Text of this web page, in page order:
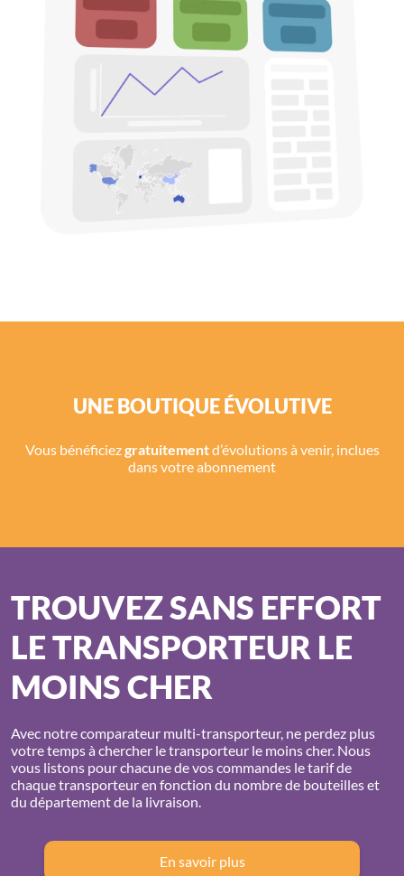
UNE BOUTIQUE ÉVOLUTIVE
Vous bénéficiezgratuitementd’évolutions à venir, inclues
dans votre abonnement
TROUVEZ SANS EFFORT
LE TRANSPORTEUR LE
MOINS CHER
Avec notre comparateur multi-transporteur, ne perdez plus
votre temps à chercher le transporteur le moins cher. Nous
vous listons pour chacune de vos commandes le tarif de
chaque transporteur en fonction du nombre de bouteilles et
du département de la livraison.
En savoir plus